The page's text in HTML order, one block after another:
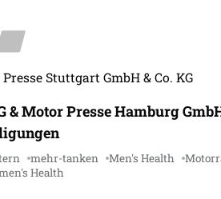
Stuttgart GmbH & Co. KG
Motor Presse Hamburg
mehr-tanken Men's Health
Health